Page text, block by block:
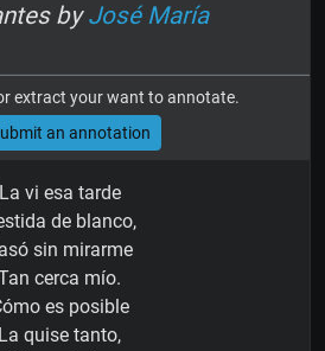
byJosé María
extract your want to annotate.
an annotation
La vi esa tarde
de blanco,
sin mirarme
cerca mío.
es posible
La quise tanto,